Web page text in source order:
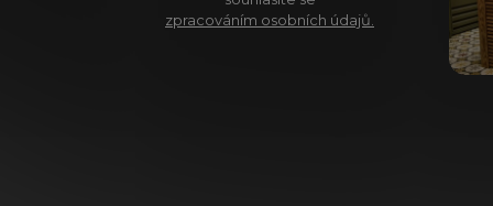
zpracováním osobních údajů.